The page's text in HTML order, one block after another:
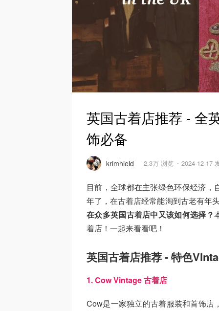
英国古着店推荐 - 全
饰必备
krimhield 2.3万 浏览 2024-12-17
目前，全球都在主张绿色环保经济
年了，在古着店经常能淘到古老有年
在众多英国古着店中又该如何选择？
着店！一起来看看吧！
英国古着店推荐 - 特色
1. Cow Vintage 古着店
Cow是一家独立的古着服装和首饰店